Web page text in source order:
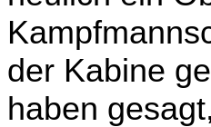
der Kabine
haben